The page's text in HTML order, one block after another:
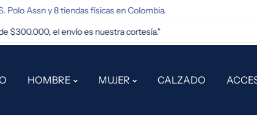
Assn y 8 tiendas físicas en Colombia.
$300.000, el envío es nuestra cortesía."
HOMBRE MUJER CALZADO